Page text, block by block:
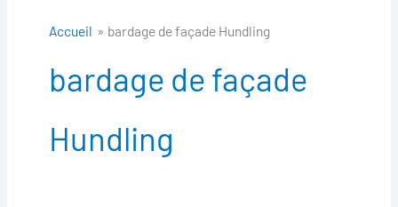
Accueil bardage de façade Hundling
bardage de façade
Hundling